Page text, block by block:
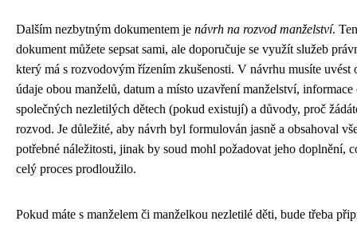
Dalším nezbytným dokumentem je návrh na rozvod manželství.
dokument můžete sepsat sami, ale doporučuje se využít služeb
který má s rozvodovým řízením zkušenosti. V návrhu musíte uvést
údaje obou manželů, datum a místo uzavření manželství, informace
společných nezletilých dětech (pokud existují) a důvody, proč
rozvod. Je důležité, aby návrh byl formulován jasně a obsahoval
potřebné náležitosti, jinak by soud mohl požadovat jeho doplnění,
celý proces prodloužilo.
Pokud máte s manželem či manželkou nezletilé děti, bude třeba